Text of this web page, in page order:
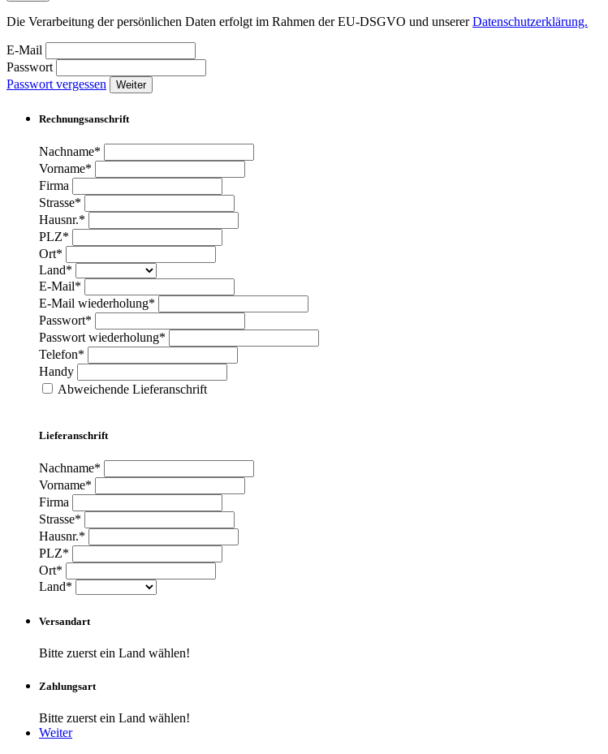
Die Verarbeitung der persönlichen Daten erfolgt im Rahmen der EU-DSGVO und unsererDatenschutzerklärung.
E-Mail
Passwort
Passwort vergessen
Weiter
Rechnungsanschrift
Nachname*
Vorname*
Firma
Strasse*
Hausnr.*
PLZ*
Ort*
Land*
E-Mail*
E-Mail wiederholung*
Passwort*
Passwort wiederholung*
Telefon*
Handy
Abweichende Lieferanschrift
Lieferanschrift
Nachname*
Vorname*
Firma
Strasse*
Hausnr.*
PLZ*
Ort*
Land*
Versandart
Bitte zuerst ein Land wählen!
Zahlungsart
Bitte zuerst ein Land wählen!
Weiter